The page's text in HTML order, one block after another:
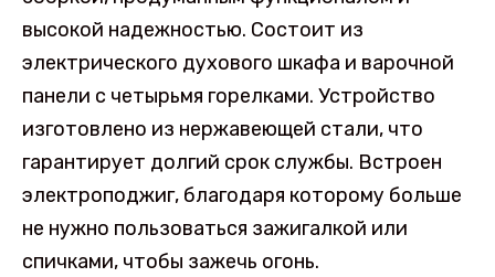
высокой надежностью. Состоит из
электрического духового шкафа и варочной
панели с четырьмя горелками. Устройство
изготовлено из нержавеющей стали, что
гарантирует долгий срок службы. Встроен
электроподжиг, благодаря которому больше
не нужно пользоваться зажигалкой или
спичками, чтобы зажечь огонь.